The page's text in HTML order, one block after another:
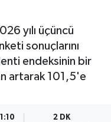
yılı üçüncü
sonuçlarını
endeksinin bir
artarak 101,5'e
2 DK